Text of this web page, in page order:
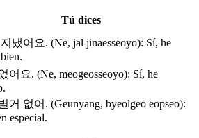
Tú dices
냈어요. (Ne, jal jinaesseoyo): Sí, he
어요. (Ne, meogeosseoyo): Sí, he
거 없어. (Geunyang, byeolgeo eopseo):
especial.